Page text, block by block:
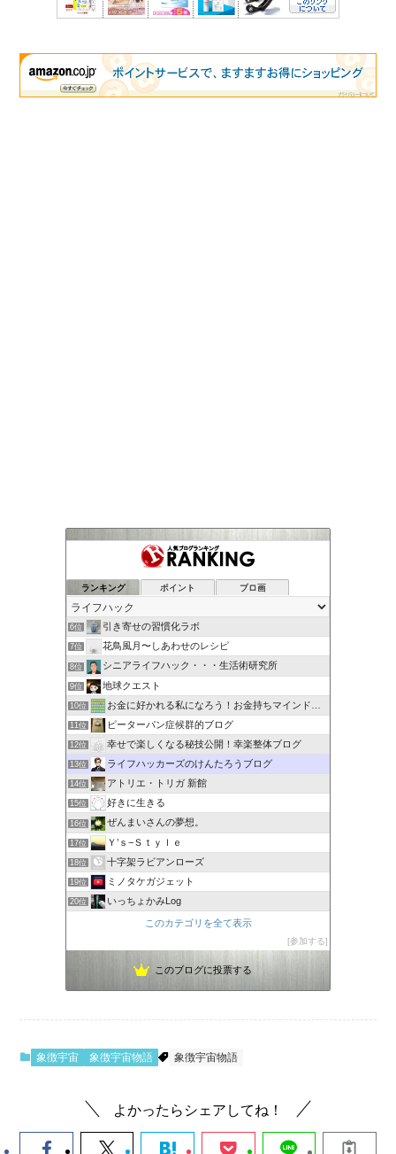
ランキング ポイント ブロ画
6位 引き寄せの習慣化ラボ
7位 花鳥風月〜しあわせのレシピ
8位 シニアライフハック・・・生活術研究所
9位 地球クエスト
10位 お金に好かれる私になろう！お金持ちマインドの作り方
11位 ピーターパン症候群的ブログ
12位 幸せで楽しくなる秘技公開！幸楽整体ブログ
13位 ライフハッカーズのけんたろうブログ
14位 アトリエ・トリガ 新館
15位 好きに生きる
16位 ぜんまいさんの夢想。
17位 Ｙ’ｓ−Ｓｔｙｌｅ
18位 十字架ラビアンローズ
19位 ミノタケガジェット
20位 いっちょかみLog
このカテゴリを全て表示
参加する
このブログに投票する
象徴宇宙 象徴宇宙物語 象徴宇宙物語
よかったらシェアしてね！